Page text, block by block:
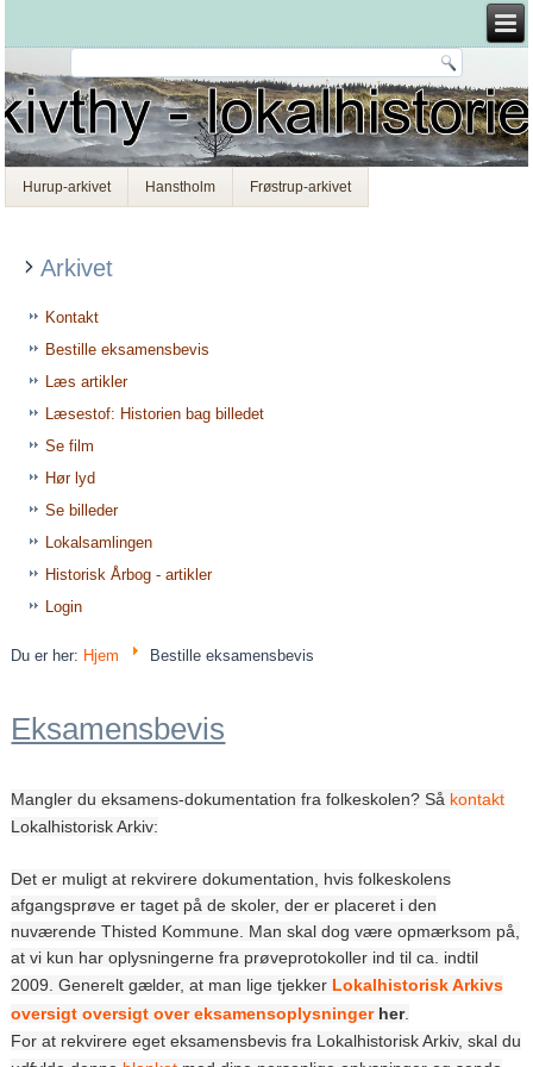
Hurup-arkivet Hanstholm Frøstrup-arkivet
Arkivet
Kontakt
Bestille eksamensbevis
Læs artikler
Læsestof: Historien bag billedet
Se film
Hør lyd
Se billeder
Lokalsamlingen
Historisk Årbog - artikler
Login
Du er her: Hjem Bestille eksamensbevis
Eksamensbevis
Mangler du eksamens-dokumentation fra folkeskolen? Så kontakt
Lokalhistorisk Arkiv:
Det er muligt at rekvirere dokumentation, hvis folkeskolens
afgangsprøve er taget på de skoler, der er placeret i den
nuværende Thisted Kommune. Man skal dog være opmærksom på,
at vi kun har oplysningerne fra prøveprotokoller ind til ca. indtil
2009. Generelt gælder, at man lige tjekker Lokalhistorisk Arkivs
oversigt oversigt over eksamensoplysninger her.
For at rekvirere eget eksamensbevis fra Lokalhistorisk Arkiv, skal du